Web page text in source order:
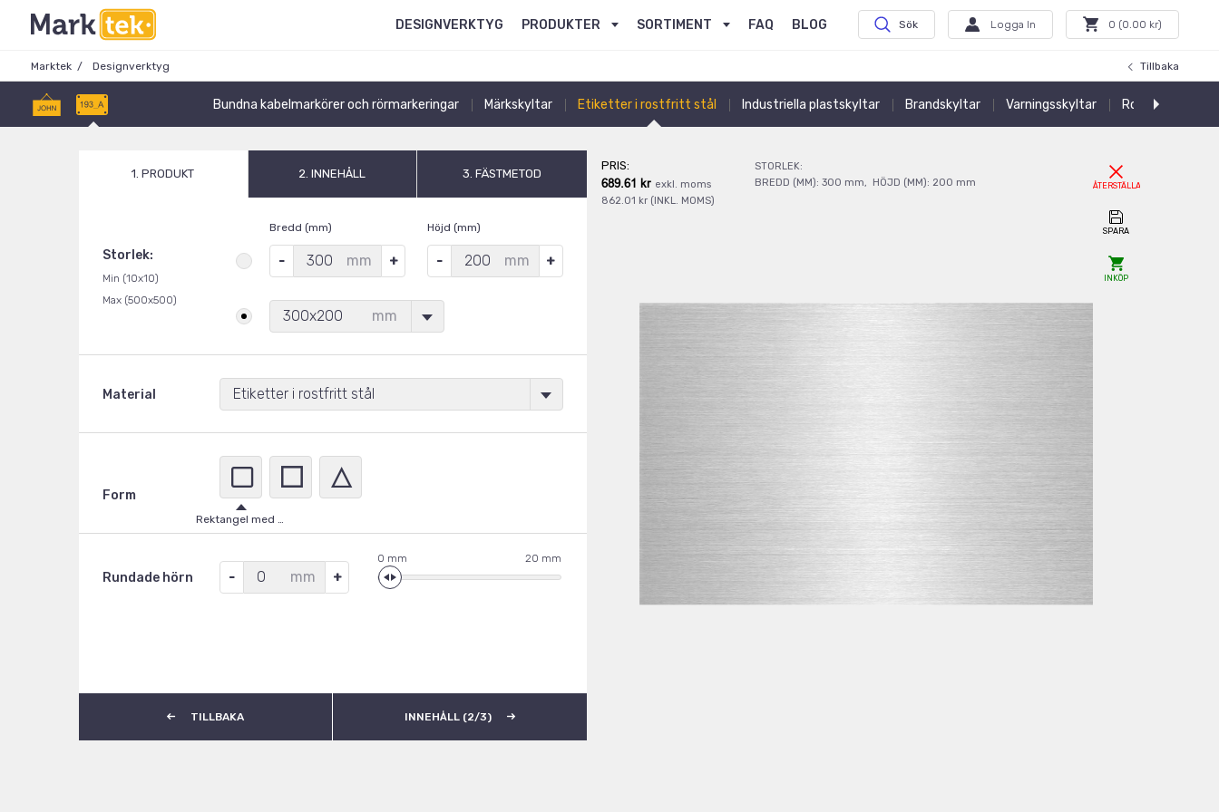
DESIGNVERKTYG PRODUKTER SORTIMENT FAQ BLOG Sök Logga In 0 (0.00 kr)
Marktek Designverktyg Tillbaka
Bundna kabelmarkörer och rörmarkeringar Märkskyltar Etiketter i rostfritt stål Industriella plastskyltar Brandskyltar Varningsskyltar Rostfri
1. PRODUKT 2. INNEHÅLL 3. FÄSTMETOD
Storlek:
Min (10x10)
Max (500x500)
Bredd (mm)
mm
Höjd (mm)
mm
300x200 mm
Material Etiketter i rostfritt stål
Rostfria
Form
Rektangel med rundade hörn
Rundade hörn mm
0 20
TILLBAKA INNEHÅLL (2/3)
PRIS:
689.61 kr exkl. moms
862.01 kr (INKL. MOMS)
STORLEK:
BREDD (MM): 300 mm, HÖJD (MM): 200 mm ÅTERSTÄLLA
SPARA
INKÖP